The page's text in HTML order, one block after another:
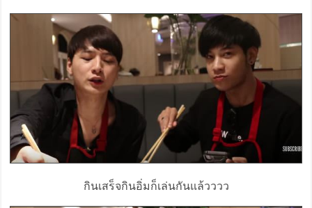
กินเสร็จกินอิ่มก็เล่นกันแล้วววว